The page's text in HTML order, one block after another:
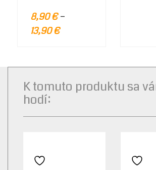
8,90€–
13,90€
K tomuto produktu sa
hodí: